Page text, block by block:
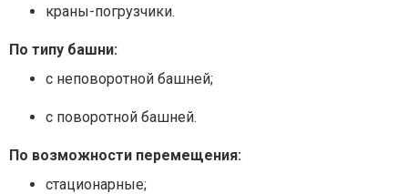
краны-погрузчики.
По типу башни:
с неповоротной башней;
с поворотной башней.
По возможности перемещения:
стационарные;